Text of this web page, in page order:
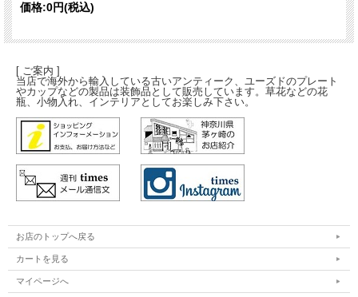
価格:0円(税込)
[ ご案内 ]
当店で海外から輸入している古いアンティーク、ユーズドのプレート
やカップなどの製品は装飾品として販売しています。草花などの花
瓶、小物入れ、インテリアとしてお楽しみ下さい。
お店のトップへ戻る
カートを見る
マイページへ